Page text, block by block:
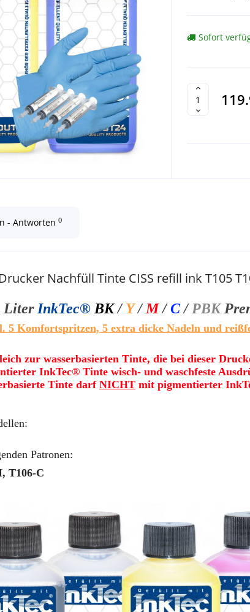
Sofort
- Antworten 0
Nachfüll Tinte CISS refill ink T105
Liter InkTec® BK / Y/M/C/ PBK
5Komfortspritzen, 5extra dicke Nadeln und
zur wasserbasierten Tinte, die bei dieser
InkTec® Tinte wisch- und waschfeste
Tinte darfNICHT mit pigmentierter
Patronen:
T106-C